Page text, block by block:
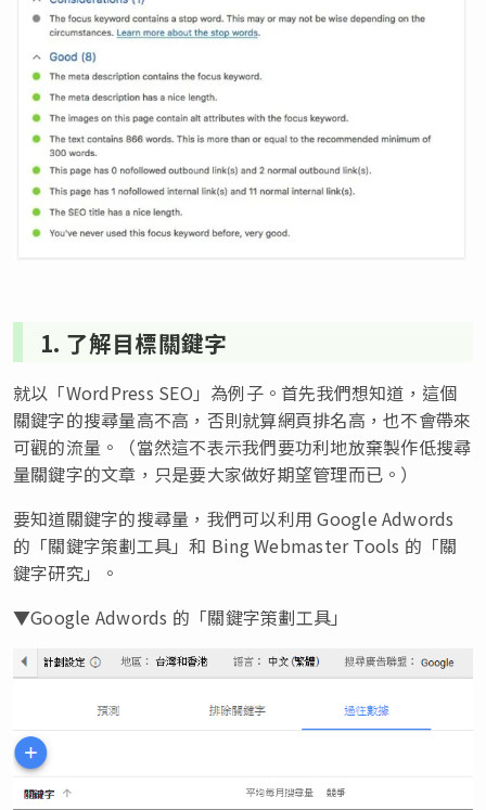
1. 了解目標關鍵字
就以「WordPress SEO」為例子。首先我們想知道，這個
關鍵字的搜尋量高不高，否則就算網頁排名高，也不會帶來
可觀的流量。（當然這不表示我們要功利地放棄製作低搜尋
量關鍵字的文章，只是要大家做好期望管理而已。）
要知道關鍵字的搜尋量，我們可以利用 Google Adwords
的「關鍵字策劃工具」和 Bing Webmaster Tools 的「關
鍵字研究」。
▼Google Adwords 的「關鍵字策劃工具」